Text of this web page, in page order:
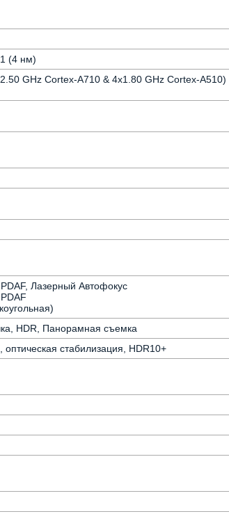
(4 нм)
GHz Cortex-A710 & 4x1.80 GHz Cortex-A510)
Лазерный Автофокус
HDR, Панорамная съемка
стабилизация, HDR10+